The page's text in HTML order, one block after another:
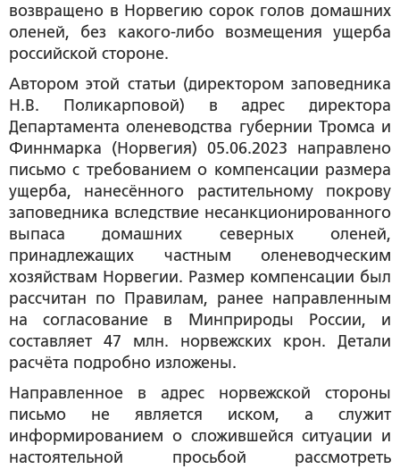
возвращено в Норвегию сорок голов домашних
оленей, без какого-либо возмещения ущерба
российской стороне.
Автором этой статьи (директором заповедника
Н.В. Поликарповой) в адрес директора
Департамента оленеводства губернии Тромса и
Финнмарка (Норвегия) 05.06.2023 направлено
письмо с требованием о компенсации размера
ущерба, нанесённого растительному покрову
заповедника вследствие несанкционированного
выпаса домашних северных оленей,
принадлежащих частным оленеводческим
хозяйствам Норвегии. Размер компенсации был
рассчитан по Правилам, ранее направленным
на согласование в Минприроды России, и
составляет 47 млн. норвежских крон. Детали
расчёта подробно изложены.
Направленное в адрес норвежской стороны
письмо не является иском, а служит
информированием о сложившейся ситуации и
настоятельной просьбой рассмотреть